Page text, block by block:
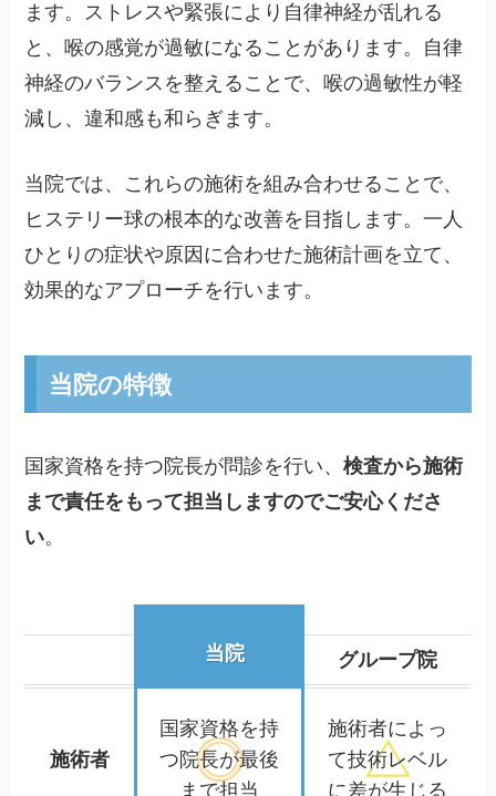
ます。ストレスや緊張により自律神経が乱れる
と、喉の感覚が過敏になることがあります。自律
神経のバランスを整えることで、喉の過敏性が軽
減し、違和感も和らぎます。
当院では、これらの施術を組み合わせることで、
ヒステリー球の根本的な改善を目指します。一人
ひとりの症状や原因に合わせた施術計画を立て、
効果的なアプローチを行います。
当院の特徴
国家資格を持つ院長が問診を行い、検査から施術
まで責任をもって担当しますのでご安心くださ
い。
当院 グループ院
施術者
国家資格を持
つ院長が最後
まで担当
施術者によっ
て技術レベル
に差が生じる